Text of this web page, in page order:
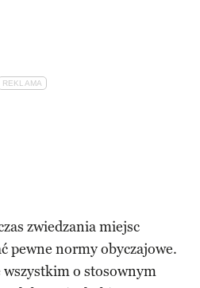
zwiedzania miejsc
pewne normy obyczajowe.
wszystkim o stosownym